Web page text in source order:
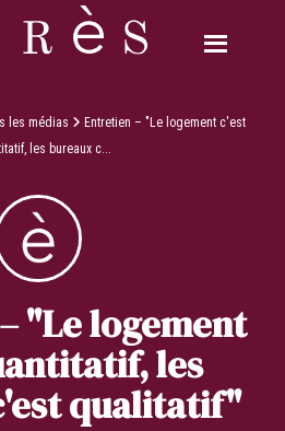
les médias
Entretien – "Le logement c'est
les bureaux c...
"Le logement
les
qualitatif"